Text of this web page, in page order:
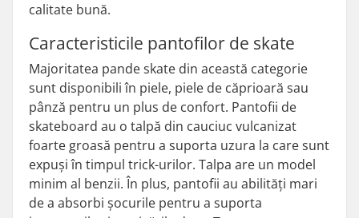
calitate bună.
Caracteristicile pantofilor de skate
Majoritatea pande skate din această categorie
sunt disponibili în piele, piele de căprioară sau
pânză pentru un plus de confort. Pantofii de
skateboard au o talpă din cauciuc vulcanizat
foarte groasă pentru a suporta uzura la care sunt
expuși în timpul trick-urilor. Talpa are un model
minim al benzii. În plus, pantofii au abilități mari
de a absorbi șocurile pentru a suporta